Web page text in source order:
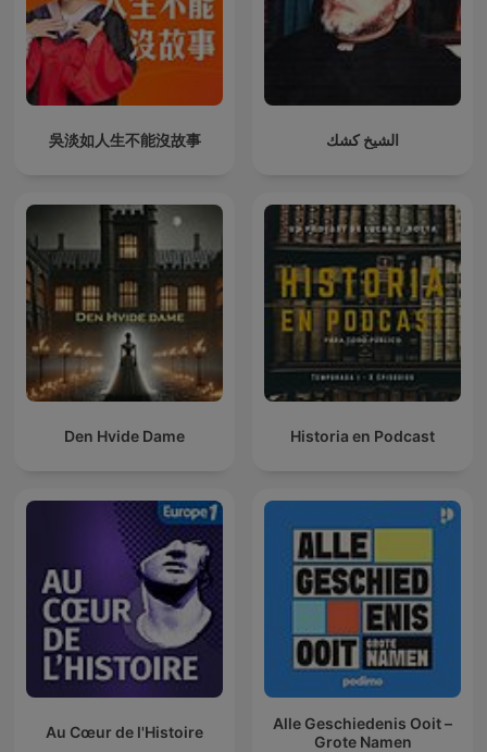
吳淡如人生不能沒故事 الشيخ كشك
Den Hvide Dame Historia en Podcast
Au Cœur de l'Histoire
Alle Geschiedenis Ooit –
Grote Namen